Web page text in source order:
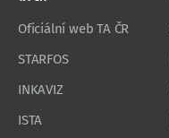
Oficiální web TA ČR
STARFOS
INKAVIZ
ISTA